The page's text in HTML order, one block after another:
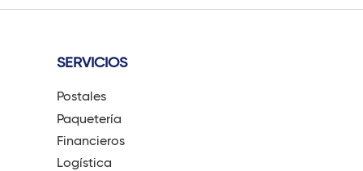
SERVICIOS
Postales
Paquetería
Financieros
Logística